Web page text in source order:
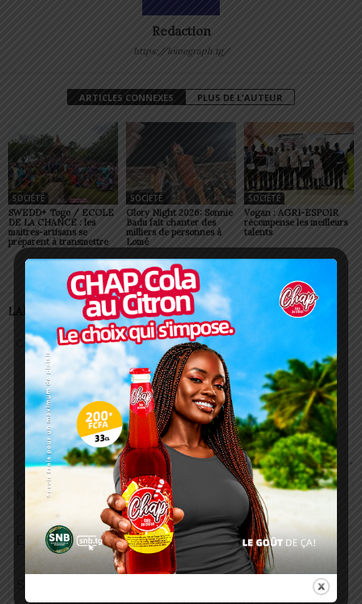
Redaction
https://lomegraph.tg/
ARTICLES CONNEXES PLUS DE L'AUTEUR
SOCIÉTÉ
SWEDD+ Togo / ECOLE
DE LA CHANCE : les
maitres-artisans se
préparent à transmettre
SOCIÉTÉ
Glory Night 2026: Sonnie
Badu fait chanter des
milliers de personnes à
Lomé
SOCIÉTÉ
Vogan : AGRI-ESPOIR
récompense les meilleurs
talents
LAISSER UN COMMENTAIRE